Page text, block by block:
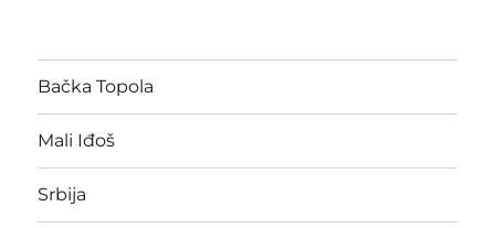
Bačka Topola
Mali Iđoš
Srbija